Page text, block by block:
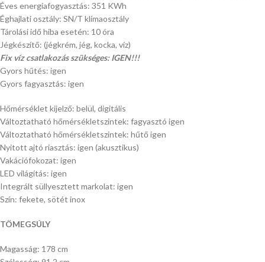
Éves energiafogyasztás: 351 KWh
Éghajlati osztály: SN/T klímaosztály
Tárolási idő hiba esetén: 10 óra
Jégkészítő: (jégkrém, jég, kocka, víz)
Fix víz csatlakozás szükséges: IGEN!!!
Gyors hűtés: igen
Gyors fagyasztás: igen
Hőmérséklet kijelző: belül, digitális
Változtatható hőmérsékletszintek: fagyasztó igen
Változtatható hőmérsékletszintek: hűtő igen
Nyitott ajtó riasztás: igen (akusztikus)
Vakációfokozat: igen
LED világítás: igen
Integrált süllyesztett markolat: igen
Szín: fekete, sötét inox
TÖMEGSÚLY
Magasság: 178 cm